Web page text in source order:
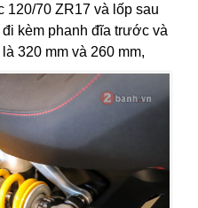
120/70 ZR17 và lốp sau
kèm phanh đĩa trước và
320 mm và 260 mm,